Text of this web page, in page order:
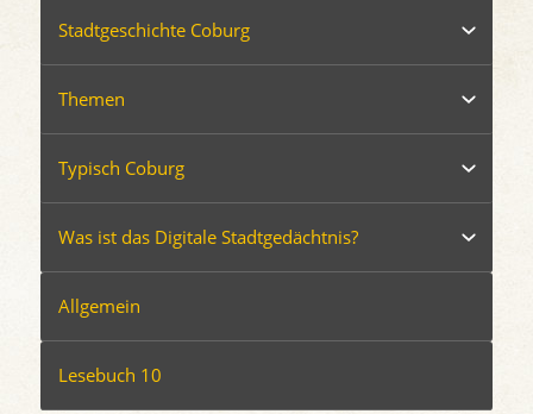
Stadtgeschichte Coburg
Themen
Typisch Coburg
Was ist das Digitale Stadtgedächtnis?
Allgemein
Lesebuch 10